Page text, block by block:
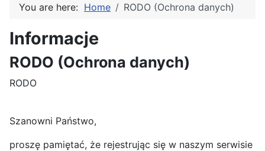
You are here: Home RODO (Ochrona danych)
Informacje
RODO (Ochrona danych)
RODO
Szanowni Państwo,
proszę pamiętać, że rejestrując się w naszym serwisie